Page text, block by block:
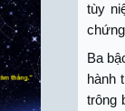
tùy
Ba
hành
trông